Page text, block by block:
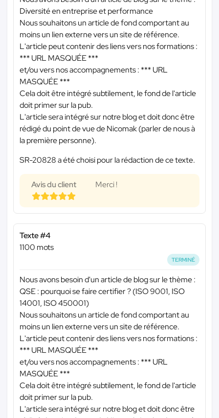
Diversité en entreprise et performance
Nous souhaitons un article de fond comportant au
moins un lien externe vers un site de référence.
L'article peut contenir des liens vers nos formations :
*** URL MASQUÉE ***
et/ou vers nos accompagnements : *** URL
MASQUÉE ***
Cela doit être intégré subtilement, le fond de l'article
doit primer sur la pub.
L'article sera intégré sur notre blog et doit donc être
rédigé du point de vue de Nicomak (parler de nous à
la première personne).
SR-20828 a été choisi pour la rédaction de ce texte.
Avis du client Merci !
Texte #4
1100 mots
TERMINÉ
Nous avons besoin d'un article de blog sur le thème :
QSE : pourquoi se faire certifier ? (ISO 9001, ISO
14001, ISO 450001)
Nous souhaitons un article de fond comportant au
moins un lien externe vers un site de référence.
L'article peut contenir des liens vers nos formations :
*** URL MASQUÉE ***
et/ou vers nos accompagnements : *** URL
MASQUÉE ***
Cela doit être intégré subtilement, le fond de l'article
doit primer sur la pub.
L'article sera intégré sur notre blog et doit donc être